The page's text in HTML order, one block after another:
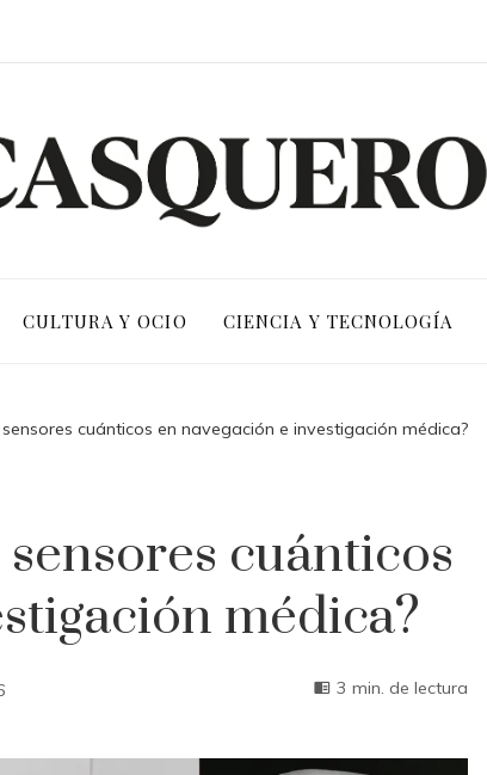
CULTURA Y OCIO CIENCIA Y TECNOLOGÍA
cuánticos en navegación e investigación médica?
cuánticos
médica?
3 min. de lectura